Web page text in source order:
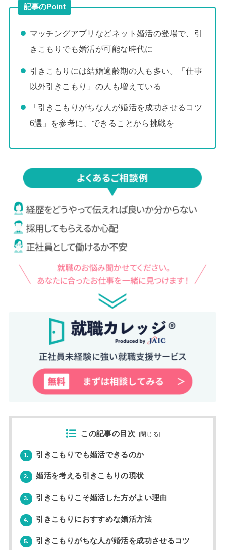
記事のPoint
マッチングアプリなどネット婚活の登場で、引
きこもりでも婚活が可能な時代に
引きこもりには結婚適齢期の人も多い。「仕事
以外引きこもり」の人も増えている
「引きこもりがちな人が婚活を成功させるコツ
6選」を参考に、できることから挑戦を
この記事の目次 [閉じる]
1. 引きこもりでも婚活できるのか
2. 婚活を考える引きこもりの現状
3. 引きこもりこそ婚活した方がよい理由
4. 引きこもりにおすすめな婚活方法
5. 引きこもりがちな人が婚活を成功させるコツ